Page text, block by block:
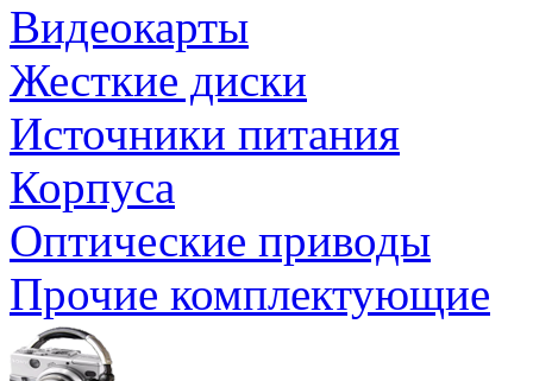
Видеокарты
Жесткие диски
Источники питания
Корпуса
Оптические приводы
Прочие комплектующие